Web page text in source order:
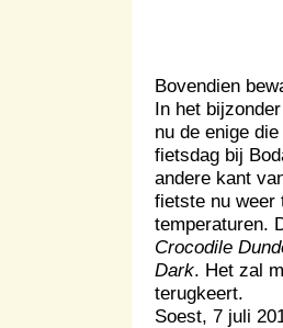
Bovendien
In het
nu de enige
fietsdag bij
andere kant
fietste nu weer
temperaturen.
Crocodile
Dark. Het zal
terugkeert.
Soest, 7 juli